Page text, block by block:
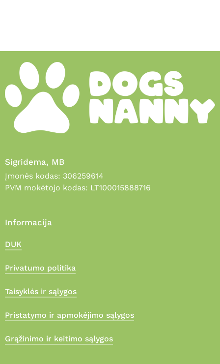
Sigridema, MB
Įmonės kodas: 306259614
PVM mokėtojo kodas: LT100015888716
Informacija
DUK
Privatumo politika
Taisyklės ir sąlygos
Pristatymo ir apmokėjimo sąlygos
Grąžinimo ir keitimo sąlygos